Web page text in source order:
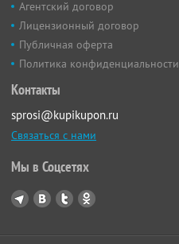
Агентский договор
Лицензионный договор
Публичная оферта
Политика конфиденциальности
Контакты
sprosi@kupikupon.ru
Связаться с нами
Мы в Соцсетях